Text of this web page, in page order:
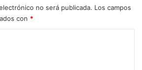
no será publicada. Los campos
con *